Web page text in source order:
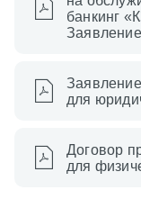
банкинг
для
Договор
для